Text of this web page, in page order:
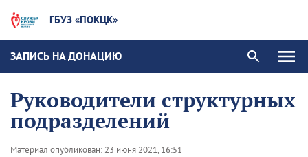
ГБУЗ «ПОКЦК»
ЗАПИСЬ НА ДОНАЦИЮ
Руководители структурных
подразделений
Материал опубликован: 23 июня 2021, 16:51